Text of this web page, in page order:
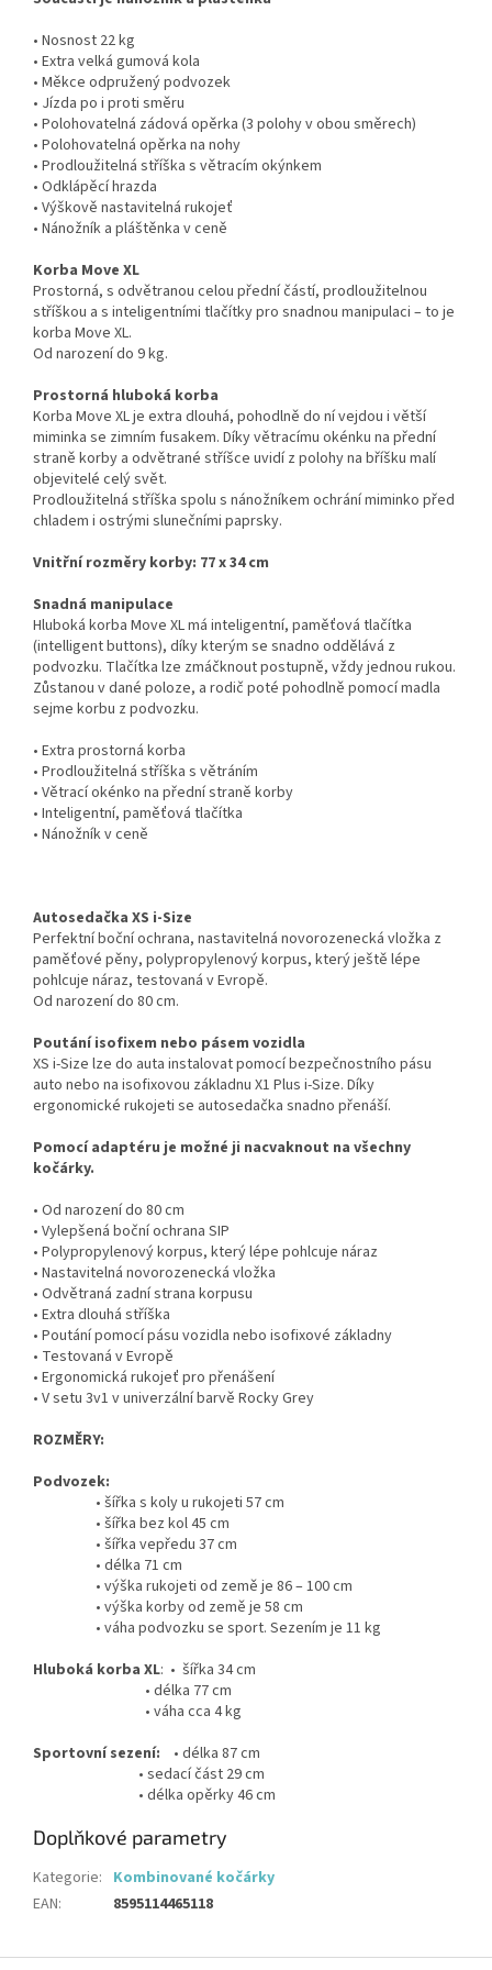
• Nosnost 22 kg
• Extra velká gumová kola
• Měkce odpružený podvozek
• Jízda po i proti směru
• Polohovatelná zádová opěrka (3 polohy v obou směrech)
• Polohovatelná opěrka na nohy
• Prodloužitelná stříška s větracím okýnkem
• Odklápěcí hrazda
• Výškově nastavitelná rukojeť
• Nánožník a pláštěnka v ceně
Korba Move XL
Prostorná, s odvětranou celou přední částí, prodloužitelnou
stříškou a s inteligentními tlačítky pro snadnou manipulaci – to je
korba Move XL.
Od narození do 9 kg.
Prostorná hluboká korba
Korba Move XL je extra dlouhá, pohodlně do ní vejdou i větší
miminka se zimním fusakem. Díky větracímu okénku na přední
straně korby a odvětrané stříšce uvidí z polohy na bříšku malí
objevitelé celý svět.
Prodloužitelná stříška spolu s nánožníkem ochrání miminko před
chladem i ostrými slunečními paprsky.
Vnitřní rozměry korby: 77 x 34 cm
Snadná manipulace
Hluboká korba Move XL má inteligentní, paměťová tlačítka
(intelligent buttons), díky kterým se snadno oddělává z
podvozku. Tlačítka lze zmáčknout postupně, vždy jednou rukou.
Zůstanou v dané poloze, a rodič poté pohodlně pomocí madla
sejme korbu z podvozku.
• Extra prostorná korba
• Prodloužitelná stříška s větráním
• Větrací okénko na přední straně korby
• Inteligentní, paměťová tlačítka
• Nánožník v ceně
Autosedačka XS i-Size
Perfektní boční ochrana, nastavitelná novorozenecká vložka z
paměťové pěny, polypropylenový korpus, který ještě lépe
pohlcuje náraz, testovaná v Evropě.
Od narození do 80 cm.
Poutání isofixem nebo pásem vozidla
XS i-Size lze do auta instalovat pomocí bezpečnostního pásu
auto nebo na isofixovou základnu X1 Plus i-Size. Díky
ergonomické rukojeti se autosedačka snadno přenáší.
Pomocí adaptéru je možné ji nacvaknout na všechny
kočárky.
• Od narození do 80 cm
• Vylepšená boční ochrana SIP
• Polypropylenový korpus, který lépe pohlcuje náraz
• Nastavitelná novorozenecká vložka
• Odvětraná zadní strana korpusu
• Extra dlouhá stříška
• Poutání pomocí pásu vozidla nebo isofixové základny
• Testovaná v Evropě
• Ergonomická rukojeť pro přenášení
• V setu 3v1 v univerzální barvě Rocky Grey
ROZMĚRY:
Podvozek:
• šířka s koly u rukojeti 57 cm
• šířka bez kol 45 cm
• šířka vepředu 37 cm
• délka 71 cm
• výška rukojeti od země je 86 – 100 cm
• výška korby od země je 58 cm
• váha podvozku se sport. Sezením je 11 kg
Hluboká korba XL: • šířka 34 cm
• délka 77 cm
• váha cca 4 kg
Sportovní sezení: • délka 87 cm
• sedací část 29 cm
• délka opěrky 46 cm
Doplňkové parametry
Kategorie: Kombinované kočárky
EAN: 8595114465118